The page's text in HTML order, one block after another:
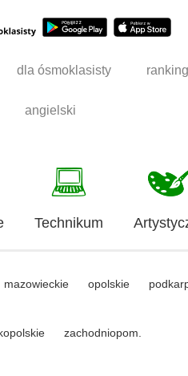
dla ósmoklasisty
angielski
Technikum
mazowieckie opolskie
zachodniopom.